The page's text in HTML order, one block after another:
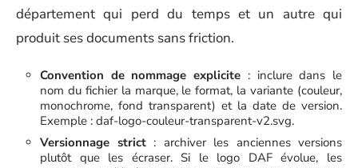
département qui perd du temps et un autre qui
produit ses documents sans friction.
Convention de nommage explicite : inclure dans le
nom du fichier la marque, le format, la variante (couleur,
monochrome, fond transparent) et la date de version.
Exemple : daf-logo-couleur-transparent-v2.svg.
Versionnage strict: archiver les anciennes versions
plutôt que les écraser. Si le logo DAF évolue, les